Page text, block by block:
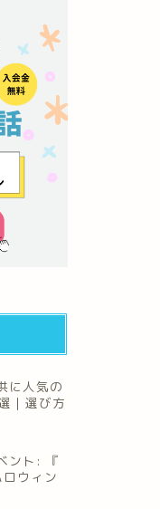
に人気の
｜選び方
ント: 『
ウィン